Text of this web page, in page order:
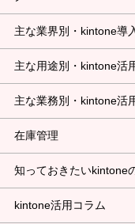
主な業界別・kintone導
主な用途別・kintone活
主な業務別・kintone活
在庫管理
知っておきたいkintone
kintone活用コラム